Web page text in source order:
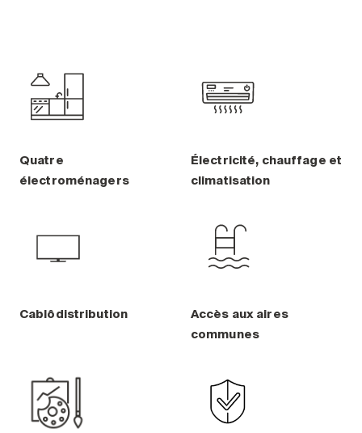
Quatre
électroménagers
Électricité, chauffage et
climatisation
Cablôdistribution
Accès aux aires
communes